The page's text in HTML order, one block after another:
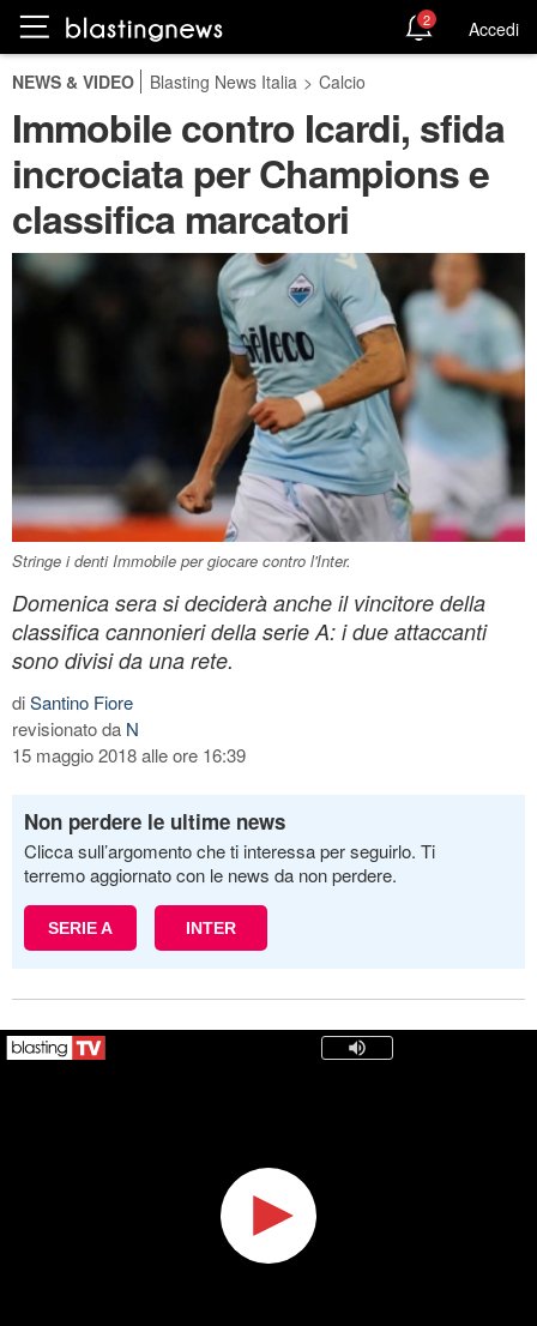
2 Accedi
NEWS & VIDEO Blasting News Italia > Calcio
Immobile contro Icardi, sfida
incrociata per Champions e
classifica marcatori
Stringe i denti Immobile per giocare contro l'Inter.
Domenica sera si deciderà anche il vincitore della
classifica cannonieri della serie A: i due attaccanti
sono divisi da una rete.
diSantino Fiore
revisionato da N
15 maggio 2018 alle ore 16:39
Non perdere le ultime news
Clicca sull’argomento che ti interessa per seguirlo. Ti
terremo aggiornato con le news da non perdere.
SERIE A INTER